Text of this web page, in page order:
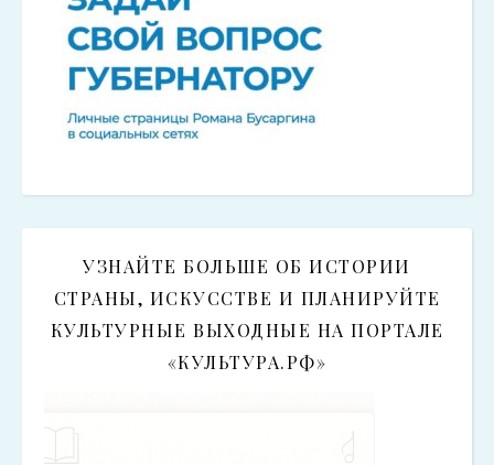
УЗНАЙТЕ БОЛЬШЕ ОБ ИСТОРИИ
СТРАНЫ, ИСКУССТВЕ И ПЛАНИРУЙТЕ
КУЛЬТУРНЫЕ ВЫХОДНЫЕ НА ПОРТАЛЕ
«КУЛЬТУРА.РФ»